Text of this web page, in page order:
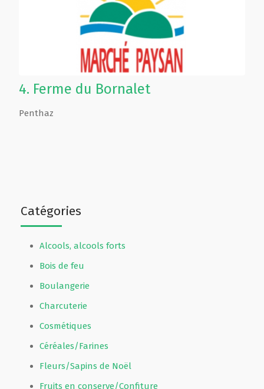
Catégories
Alcools, alcools forts
Bois de feu
Boulangerie
Charcuterie
Cosmétiques
Céréales/Farines
Fleurs/Sapins de Noël
Fruits en conserve/Confiture
4. Ferme du Bornalet
Penthaz